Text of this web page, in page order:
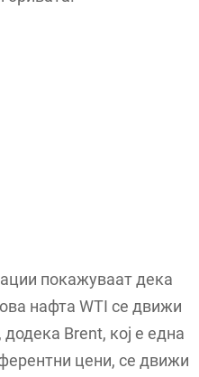
покажуваат дека
нафта WTI се движи
Brent, кој е една
цени, се движи